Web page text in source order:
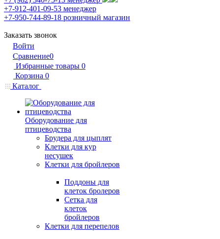
+7-912-401-09-53 менеджер
+7-950-744-89-18 розничный магазин
Заказать звонок
Войти
Сравнение0
Избранные товары 0
Корзина 0
Каталог
Оборудование для
птицеводства
Брудера для цыплят
Клетки для кур
несушек
Клетки для бройлеров
Поддоны для
клеток бролеров
Сетка для
клеток
бройлеров
Клетки для перепелов